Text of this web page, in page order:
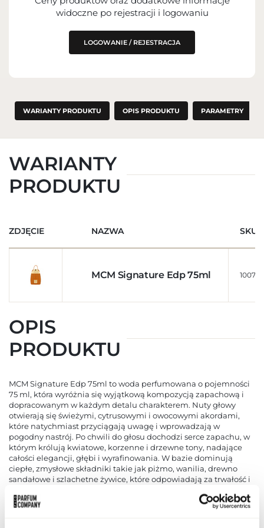
widoczne po rejestracji i logowaniu
LOGOWANIE / REJESTRACJA
WARIANTY PRODUKTU OPIS PRODUKTU PARAMETRY
WARIANTY
PRODUKTU
ZDJĘCIE NAZWA SKU
MCM Signature Edp 75ml
OPIS
PRODUKTU
MCM Signature Edp 75ml to woda perfumowana o pojemności
75 ml, która wyróżnia się wyjątkową kompozycją zapachową i
dopracowanym w każdym detalu charakterem. Nuty głowy
otwierają się świeżymi, cytrusowymi i owocowymi akordami,
które natychmiast przyciągają uwagę i wprowadzają w
pogodny nastrój. Po chwili do głosu dochodzi serce zapachu, w
którym królują kwiatowe, korzenne i drzewne tony, nadające
całości elegancji, głębi i wyrafinowania. W bazie dominują
ciepłe, zmysłowe składniki takie jak piżmo, wanilia, drewno
sandałowe i szlachetne żywice, które odpowiadają za trwałość i
zachwyca nie tylko zapachem, ale również starannie
zaprojektowanym flakonem, który podkreśla luksusowy